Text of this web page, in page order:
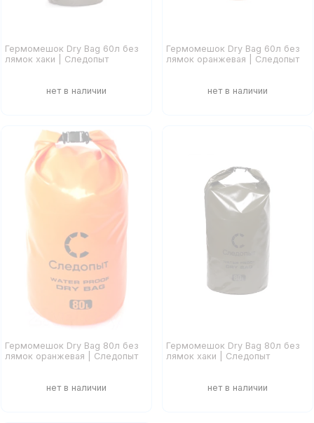
Гермомешок Dry Bag 60л без
лямок хаки | Следопыт
Гермомешок Dry Bag 60л без
лямок оранжевая | Следопыт
Гермомешок Dry Bag 80л без
лямок оранжевая | Следопыт
Гермомешок Dry Bag 80л без
лямок хаки | Следопыт